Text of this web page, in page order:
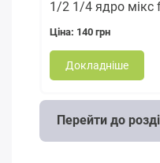
1/2 1/4 ядро мікс
Ціна: 140 грн
Докладніше
Перейти до